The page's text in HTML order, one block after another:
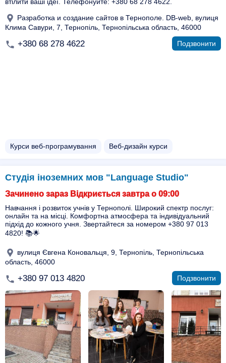
Разработка и создание сайтов в Тернополе. DB-web, вулиця
Клима Савури, 7, Тернопіль, Тернопільська область, 46000
+380 68 278 4622 Подзвонити
Курси веб-програмування Веб-дизайн курси
Студія іноземних мов "Language Studio"
Зачинено зараз Відкриється завтра о 09:00
Навчання і розвиток учнів у Тернополі. Широкий спектр послуг:
онлайн та на місці. Комфортна атмосфера та індивідуальний
підхід до кожного учня. Звертайтеся за номером +380 97 013
4820! 📚🌟
вулиця Євгена Коновальця, 9, Тернопіль, Тернопільська
область, 46000
+380 97 013 4820 Подзвонити